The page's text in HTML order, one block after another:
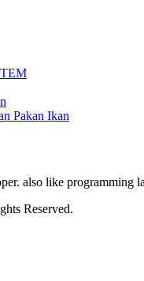
Pakan Ikan
also like programming
Reserved.